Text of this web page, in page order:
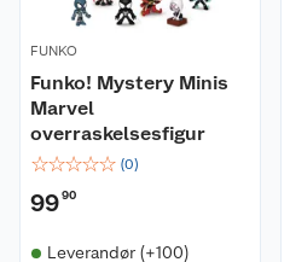
FUNKO
Funko! Mystery Minis
Marvel
overraskelsesfigur
☆☆☆☆☆ (0)
9990
Leverandør (+100)